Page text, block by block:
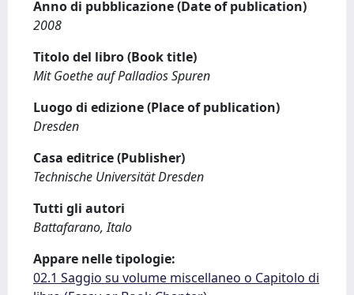
Anno di pubblicazione (Date of publication)
2008
Titolo del libro (Book title)
Mit Goethe auf Palladios Spuren
Luogo di edizione (Place of publication)
Dresden
Casa editrice (Publisher)
Technische Universität Dresden
Tutti gli autori
Battafarano, Italo
Appare nelle tipologie:
02.1 Saggio su volume miscellaneo o Capitolo di